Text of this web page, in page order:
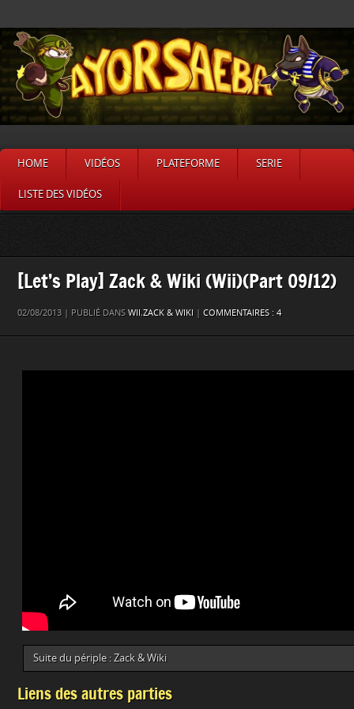
HOME VIDÉOS PLATEFORME SERIE
LISTE DES VIDÉOS
[Let’s Play] Zack & Wiki (Wii)(Part 09/12)
02/08/2013 | PUBLIÉ DANS WII,ZACK & WIKI COMMENTAIRES : 4
Suite du périple : Zack & Wiki
Liens des autres parties